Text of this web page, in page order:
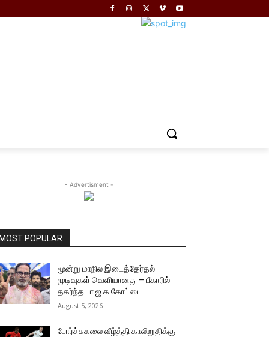
- Advertisment -
MOST POPULAR
மூன்று மாநில இடைத்தேர்தல்
முடிவுகள் வெளியானது – பீகாரில்
தகர்ந்த பா.ஜ.க கோட்டை
August 5, 2026
போர்ச்சுகலை வீழ்த்தி காலிறுதிக்கு